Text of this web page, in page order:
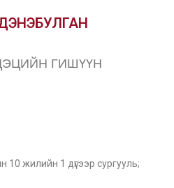
ГИШҮҮН
жилийн 1 дүгээр сургууль;